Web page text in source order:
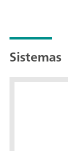
Sistemas